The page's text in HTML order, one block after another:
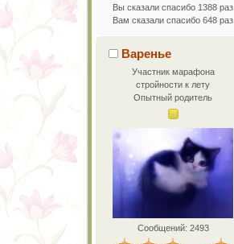
Вы сказали спасибо 1388 раз
Вам сказали спасибо 648 раз
Варенье
Участник марафона
стройности к лету
Опытный родитель
Сообщений: 2493